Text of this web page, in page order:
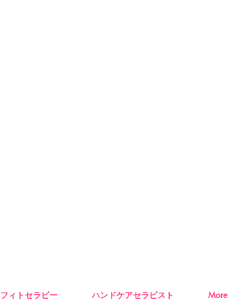
フィトセラピー ハンドケアセラピスト More